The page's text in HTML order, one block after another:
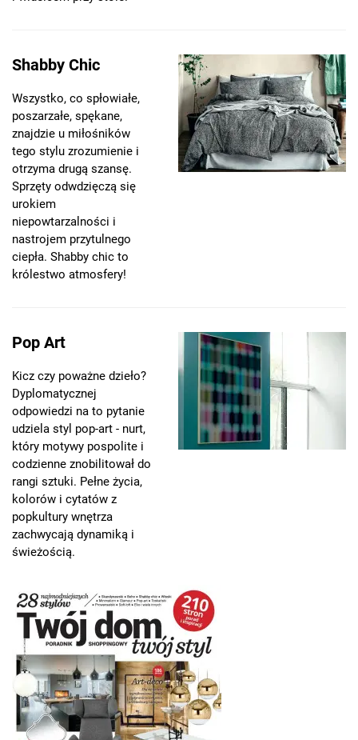
Shabby Chic
Wszystko, co spłowiałe,
poszarzałe, spękane,
znajdzie u miłośników
tego stylu zrozumienie i
otrzyma drugą szansę.
Sprzęty odwdzięczą się
urokiem
niepowtarzalności i
nastrojem przytulnego
ciepła. Shabby chic to
królestwo atmosfery!
Pop Art
Kicz czy poważne dzieło?
Dyplomatycznej
odpowiedzi na to pytanie
udziela styl pop-art - nurt,
który motywy pospolite i
codzienne znobilitował do
rangi sztuki. Pełne życia,
kolorów i cytatów z
popkultury wnętrza
zachwycają dynamiką i
świeżością.